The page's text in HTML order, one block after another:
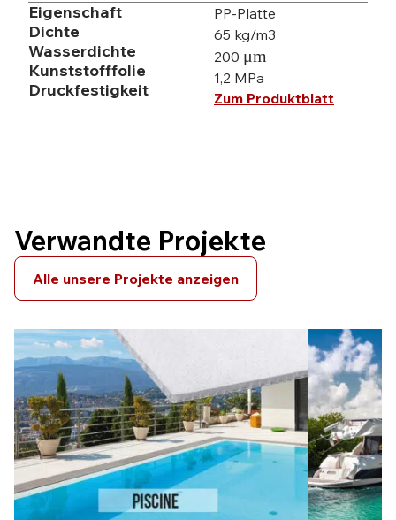
Eigenschaft
Dichte
Wasserdichte
Kunststofffolie
Druckfestigkeit
PP-Platte
65 kg/m3
200 μm
1,2 MPa
Zum Produktblatt
Verwandte Projekte
Alle unsere Projekte anzeigen